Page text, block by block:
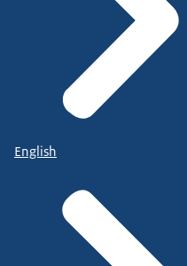
English